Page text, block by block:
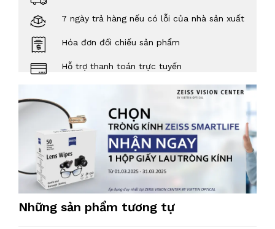
7 ngày trả hàng nếu có lỗi của nhà sản xuất
Hóa đơn đối chiếu sản phẩm
Hỗ trợ thanh toán trực tuyến
Những sản phẩm tương tự